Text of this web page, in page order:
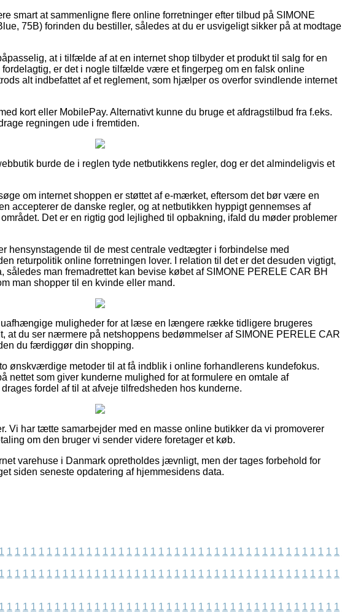
smart at sammenligne flere online forretninger efter tilbud på SIMONE
75B) forinden du bestiller, således at du er usvigeligt sikker på at modtage
at i tilfælde af at en internet shop tilbyder et produkt til salg for en
er det i nogle tilfælde være et fingerpeg om en falsk online
alt indbefattet af et reglement, som hjælper os overfor svindlende internet
kort eller MobilePay. Alternativt kunne du bruge et afdragstilbud fra f.eks.
regningen ude i fremtiden.
burde de i reglen tyde netbutikkens regler, dog er det almindeligvis et
om internet shoppen er støttet af e-mærket, eftersom det bør være en
accepterer de danske regler, og at netbutikken hyppigt gennemses af
Det er en rigtig god lejlighed til opbakning, ifald du møder problemer
hensynstagende til de mest centrale vedtægter i forbindelse med
returpolitik online forretningen lover. I relation til det er det desuden vigtigt,
således man fremadrettet kan bevise købet af SIMONE PERELE CAR BH
man shopper til en kvinde eller mand.
muligheder for at læse en længere række tidligere brugeres
at du ser nærmere på netshoppens bedømmelser af SIMONE PERELE CAR
du færdiggør din shopping.
ønskværdige metoder til at få indblik i online forhandlerens kundefokus.
nettet som giver kunderne mulighed for at formulere en omtale af
fordel af til at afveje tilfredsheden hos kunderne.
Vi har tætte samarbejder med en masse online butikker da vi promoverer
om den bruger vi sender videre foretager et køb.
varehuse i Danmark opretholdes jævnligt, men der tages forbehold for
siden seneste opdatering af hjemmesidens data.
1 1 1 1 1 1 1 1 1 1 1 1 1 1 1 1 1 1 1 1 1 1 1 1 1 1 1 1 1 1 1 1 1 1 1 1 1 1 1 1 1 1 1
1 1 1 1 1 1 1 1 1 1 1 1 1 1 1 1 1 1 1 1 1 1 1 1 1 1 1 1 1 1 1 1 1 1 1 1 1 1 1 1 1 1 1
1 1 1 1 1 1 1 1 1 1 1 1 1 1 1 1 1 1 1 1 1 1 1 1 1 1 1 1 1 1 1 1 1 1 1 1 1 1 1 1 1 1 1